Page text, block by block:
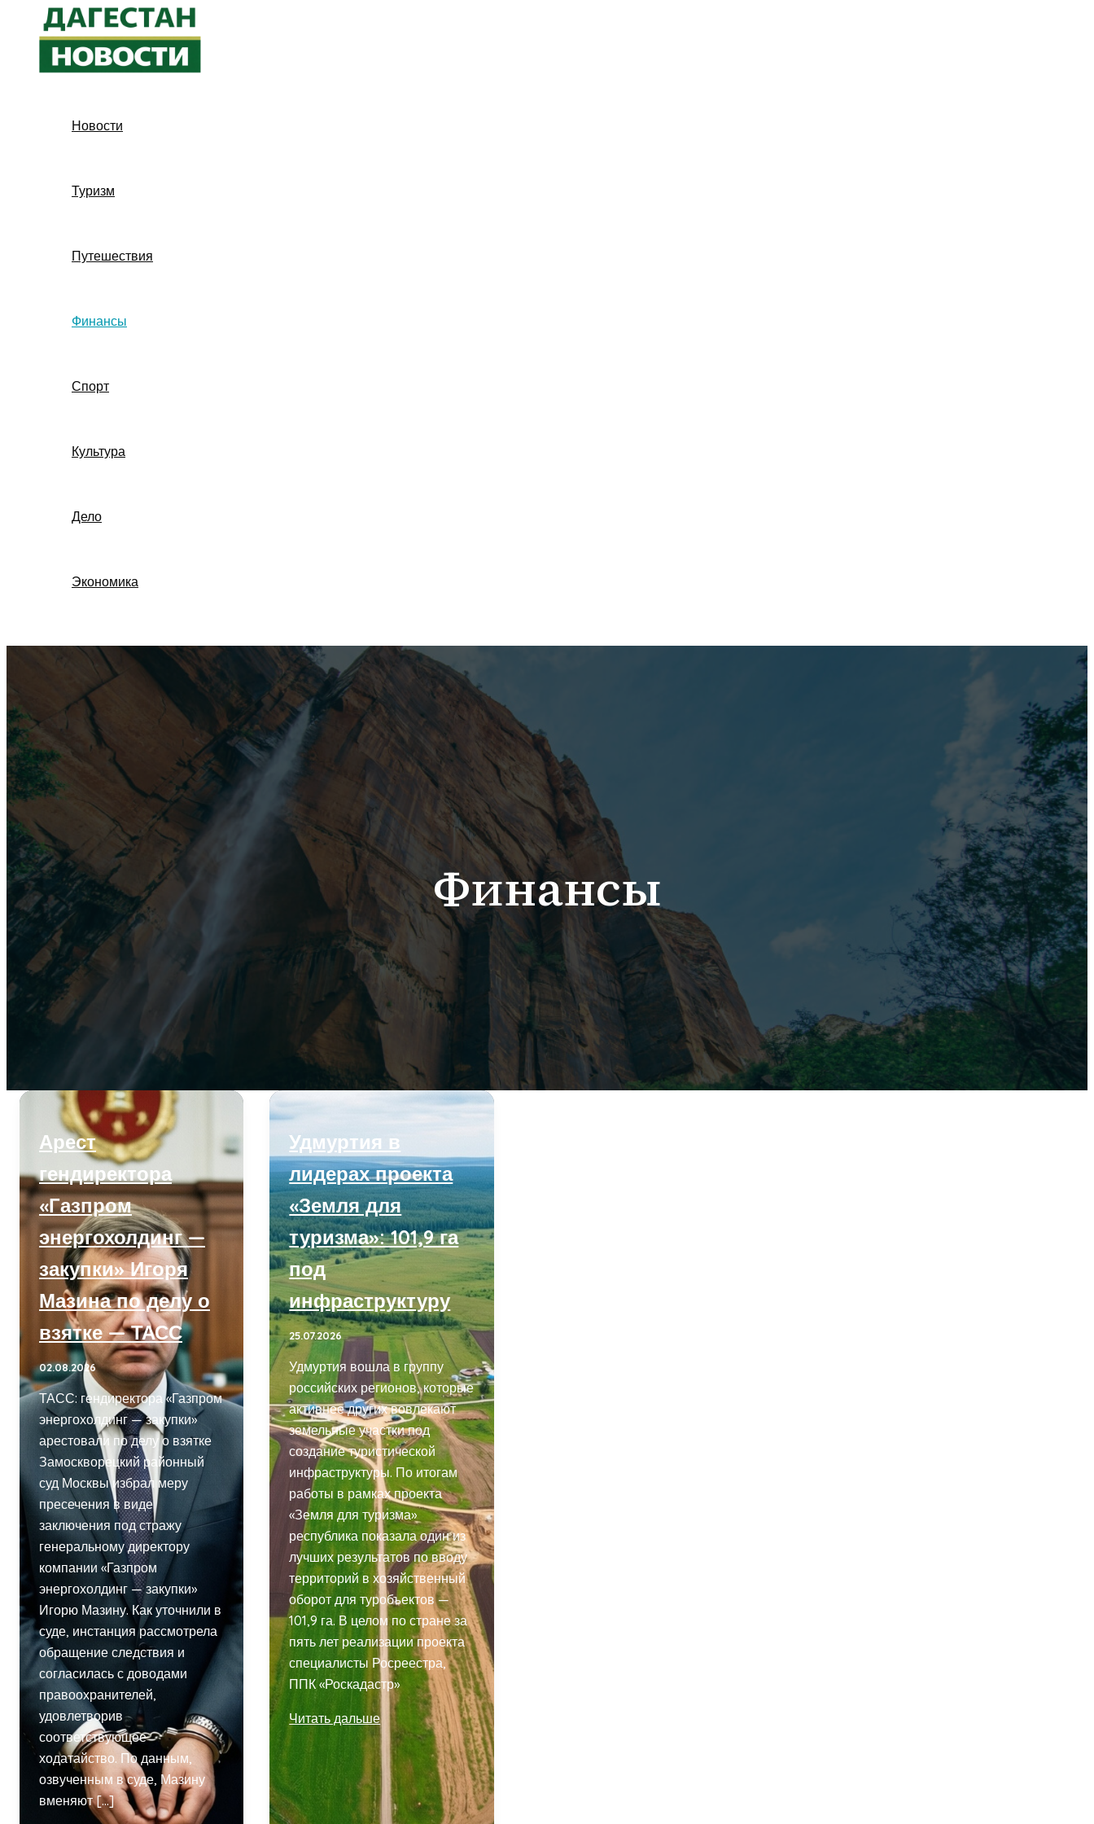
Перейти
содержимому
Новости
Туризм
Путешествия
Финансы
Спорт
Культура
Дело
Экономика
Финансы
Арест
гендиректора
«Газпром
энергохолдинг —
закупки» Игоря
Мазина по делу о
взятке — ТАСС
02.08.2026
ТАСС: гендиректора «Газпром
энергохолдинг — закупки»
арестовали по делу о взятке
Замоскворецкий районный
суд Москвы избрал меру
пресечения в виде
заключения под стражу
генеральному директору
компании «Газпром
энергохолдинг — закупки»
Игорю Мазину. Как уточнили в
суде, инстанция рассмотрела
обращение следствия и
согласилась с доводами
правоохранителей,
удовлетворив
соответствующее
ходатайство. По данным,
озвученным в суде, Мазину
вменяют […]
Удмуртия в
лидерах проекта
«Земля для
туризма»: 101,9 га
под
инфраструктуру
25.07.2026
Удмуртия вошла в группу
российских регионов, которые
активнее других вовлекают
земельные участки под
создание туристической
инфраструктуры. По итогам
работы в рамках проекта
«Земля для туризма»
республика показала один из
лучших результатов по вводу
территорий в хозяйственный
оборот для туробъектов —
101,9 га. В целом по стране за
пять лет реализации проекта
специалисты Росреестра,
ППК «Роскадастр»
Удмуртия
лидерах
проекта
«Земля
Читать дальше